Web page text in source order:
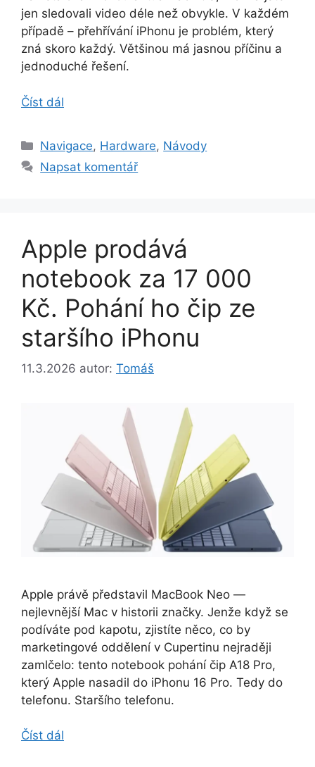
jen sledovali video déle než obvykle. V každém
případě – přehřívání iPhonu je problém, který
zná skoro každý. Většinou má jasnou příčinu a
jednoduché řešení.
Číst dál
Rubriky
Navigace, Hardware, Návody
Napsat komentář
Apple prodává
notebook za 17 000
Kč. Pohání ho čip ze
staršího iPhonu
11.3.2026 autor: Tomáš
Apple právě představil MacBook Neo —
nejlevnější Mac v historii značky. Jenže když se
podíváte pod kapotu, zjistíte něco, co by
marketingové oddělení v Cupertinu nejraději
zamlčelo: tento notebook pohání čip A18 Pro,
který Apple nasadil do iPhonu 16 Pro. Tedy do
telefonu. Staršího telefonu.
Číst dál